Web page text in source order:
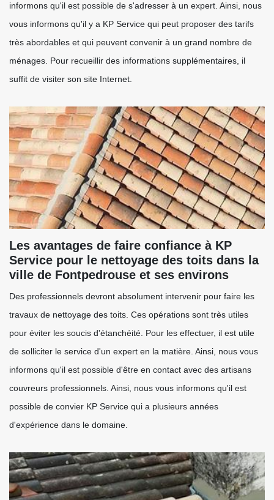
informons qu'il est possible de s'adresser à un expert. Ainsi, nous
vous informons qu'il y a KP Service qui peut proposer des tarifs
très abordables et qui peuvent convenir à un grand nombre de
ménages. Pour recueillir des informations supplémentaires, il
suffit de visiter son site Internet.
Les avantages de faire confiance à KP
Service pour le nettoyage des toits dans la
ville de Fontpedrouse et ses environs
Des professionnels devront absolument intervenir pour faire les
travaux de nettoyage des toits. Ces opérations sont très utiles
pour éviter les soucis d'étanchéité. Pour les effectuer, il est utile
de solliciter le service d'un expert en la matière. Ainsi, nous vous
informons qu'il est possible d'être en contact avec des artisans
couvreurs professionnels. Ainsi, nous vous informons qu'il est
possible de convier KP Service qui a plusieurs années
d'expérience dans le domaine.